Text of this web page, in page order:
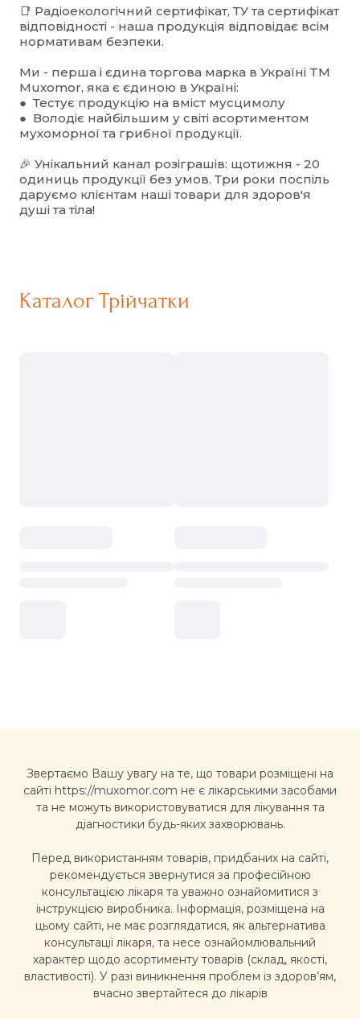
📑 Радіоекологічний сертифікат, ТУ та сертифікат
відповідності - наша продукція відповідає всім
нормативам безпеки.
Ми - перша і єдина торгова марка в Україні TM
Muxomor, яка є єдиною в Україні:
● Тестує продукцію на вміст мусцимолу
● Володіє найбільшим у світі асортиментом
мухоморної та грибної продукції.
🎉 Унікальний канал розіграшів: щотижня - 20
одиниць продукції без умов. Три роки поспіль
даруємо клієнтам наші товари для здоров'я
душі та тіла!
Каталог Трійчатки
Звертаємо Вашу увагу на те, що товари розміщені на
сайті https://muxomor.com не є лікарськими засобами
та не можуть використовуватися для лікування та
діагностики будь-яких захворювань.
Перед використанням товарів, придбаних на сайті,
рекомендується звернутися за професійною
консультацією лікаря та уважно ознайомитися з
інструкцією виробника. Інформація, розміщена на
цьому сайті, не має розглядатися, як альтернатива
консультації лікаря, та несе ознайомлювальний
характер щодо асортименту товарів (склад, якості,
властивості). У разі виникнення проблем із здоров’ям,
вчасно звертайтеся до лікарів